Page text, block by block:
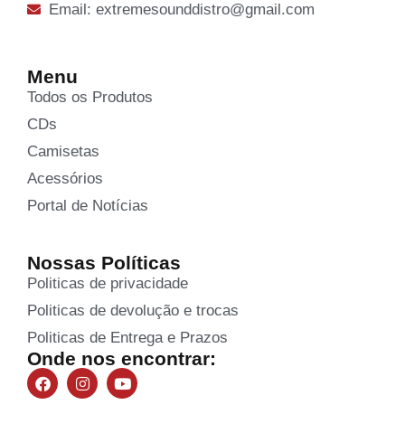
Email: extremesounddistro@gmail.com
Menu
Todos os Produtos
CDs
Camisetas
Acessórios
Portal de Notícias
Nossas Políticas
Politicas de privacidade
Politicas de devolução e trocas
Politicas de Entrega e Prazos
Onde nos encontrar: